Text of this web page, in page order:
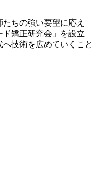
ちの強い要望に応え
矯正研究会」を設立
技術を広めていくこと